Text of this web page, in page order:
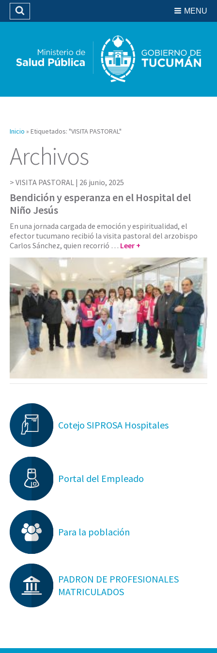
Biblioteca
MENU
Buscar
Inicio » Etiquetados: "VISITA PASTORAL"
Archivos
VISITA PASTORAL | 26 junio, 2025
Bendición y esperanza en el Hospital del
Niño Jesús
En una jornada cargada de emoción y espiritualidad, el
efector tucumano recibió la visita pastoral del arzobispo
Carlos Sánchez, quien recorrió … Leer +
Cotejo SIPROSA Hospitales
Portal del Empleado
Para la población
PADRON DE PROFESIONALES
MATRICULADOS